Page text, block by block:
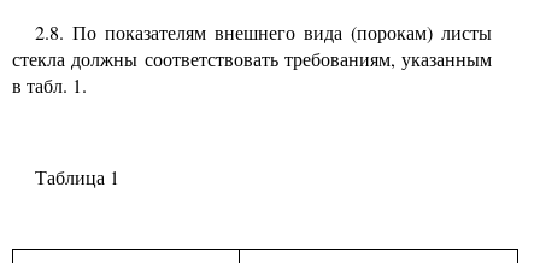
2.8. По показателям внешнего вида (порокам) листы
стекла должны соответствовать требованиям, указанным
в табл. 1.
Таблица 1